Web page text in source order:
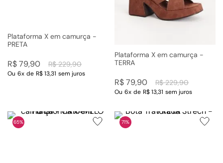
Plataforma X em camurça -
PRETA
R$ 229,90
R$79,90
Ou 6x de R$ 13,31 sem juros
Plataforma X em camurça -
TERRA
R$ 229,90
R$79,90
Ou 6x de R$ 13,31 sem juros
65% 71%